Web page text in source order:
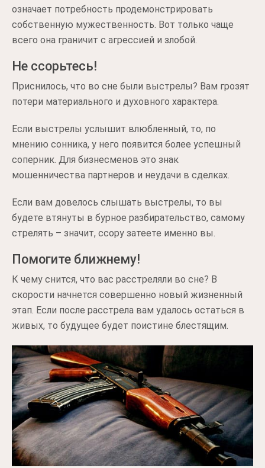
означает потребность продемонстрировать
собственную мужественность. Вот только чаще
всего она граничит с агрессией и злобой.
Не ссорьтесь!
Приснилось, что во сне были выстрелы? Вам грозят
потери материального и духовного характера.
Если выстрелы услышит влюбленный, то, по
мнению сонника, у него появится более успешный
соперник. Для бизнесменов это знак
мошенничества партнеров и неудачи в сделках.
Если вам довелось слышать выстрелы, то вы
будете втянуты в бурное разбирательство, самому
стрелять – значит, ссору затеете именно вы.
Помогите ближнему!
К чему снится, что вас расстреляли во сне? В
скорости начнется совершенно новый жизненный
этап. Если после расстрела вам удалось остаться в
живых, то будущее будет поистине блестящим.